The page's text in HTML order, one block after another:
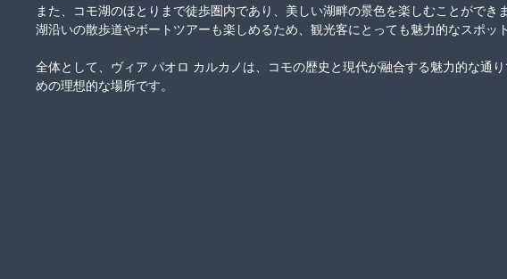
また、コモ湖のほとりまで徒歩圏内であり、美しい湖畔の景色を楽しむことができま
湖沿いの散歩道やボートツアーも楽しめるため、観光客にとっても魅力的なスポット
全体として、ヴィア パオロ カルカノは、コモの歴史と現代が融合する魅力的な通
めの理想的な場所です。